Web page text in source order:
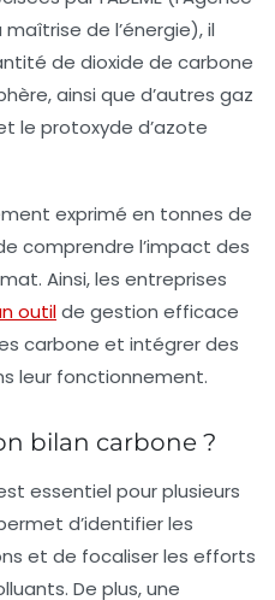
de l’énergie), il
de dioxide de carbone
ainsi que d’autres gaz
le protoxyde d’azote
exprimé en tonnes de
comprendre l’impact des
. Ainsi, les entreprises
outilde gestion efficace
carbone et intégrer des
leur fonctionnement.
bilan carbone ?
essentiel pour plusieurs
d’identifier les
et de focaliser les efforts
De plus, une